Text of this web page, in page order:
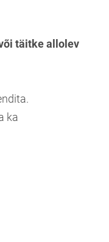
täitke allolev
ka